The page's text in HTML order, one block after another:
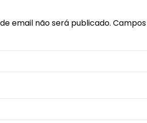
email não será publicado.